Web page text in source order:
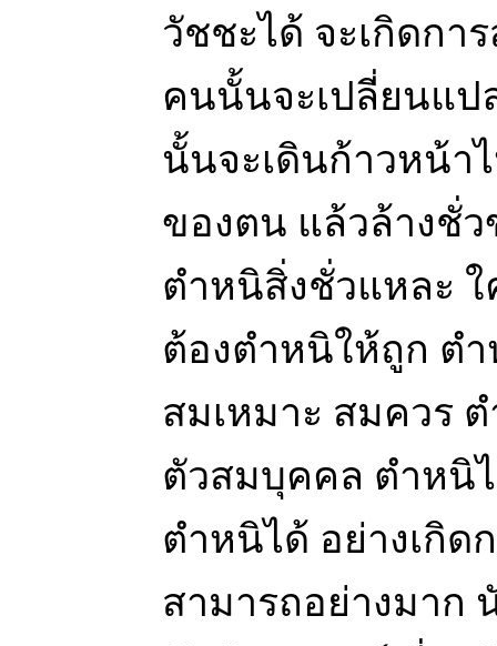
วัชชะได้ จะเกิดกา
คนนั้นจะเปลี่ยนแป
นั้นจะเดินก้าวหน้าไ
ของตน แล้วล้างชั่
ตำหนิสิ่งชั่วแหละ
ต้องตำหนิให้ถูก ต
สมเหมาะ สมควร
ตัวสมบุคคล ตำหนิ
ตำหนิได้ อย่างเกิ
สามารถอย่างมาก